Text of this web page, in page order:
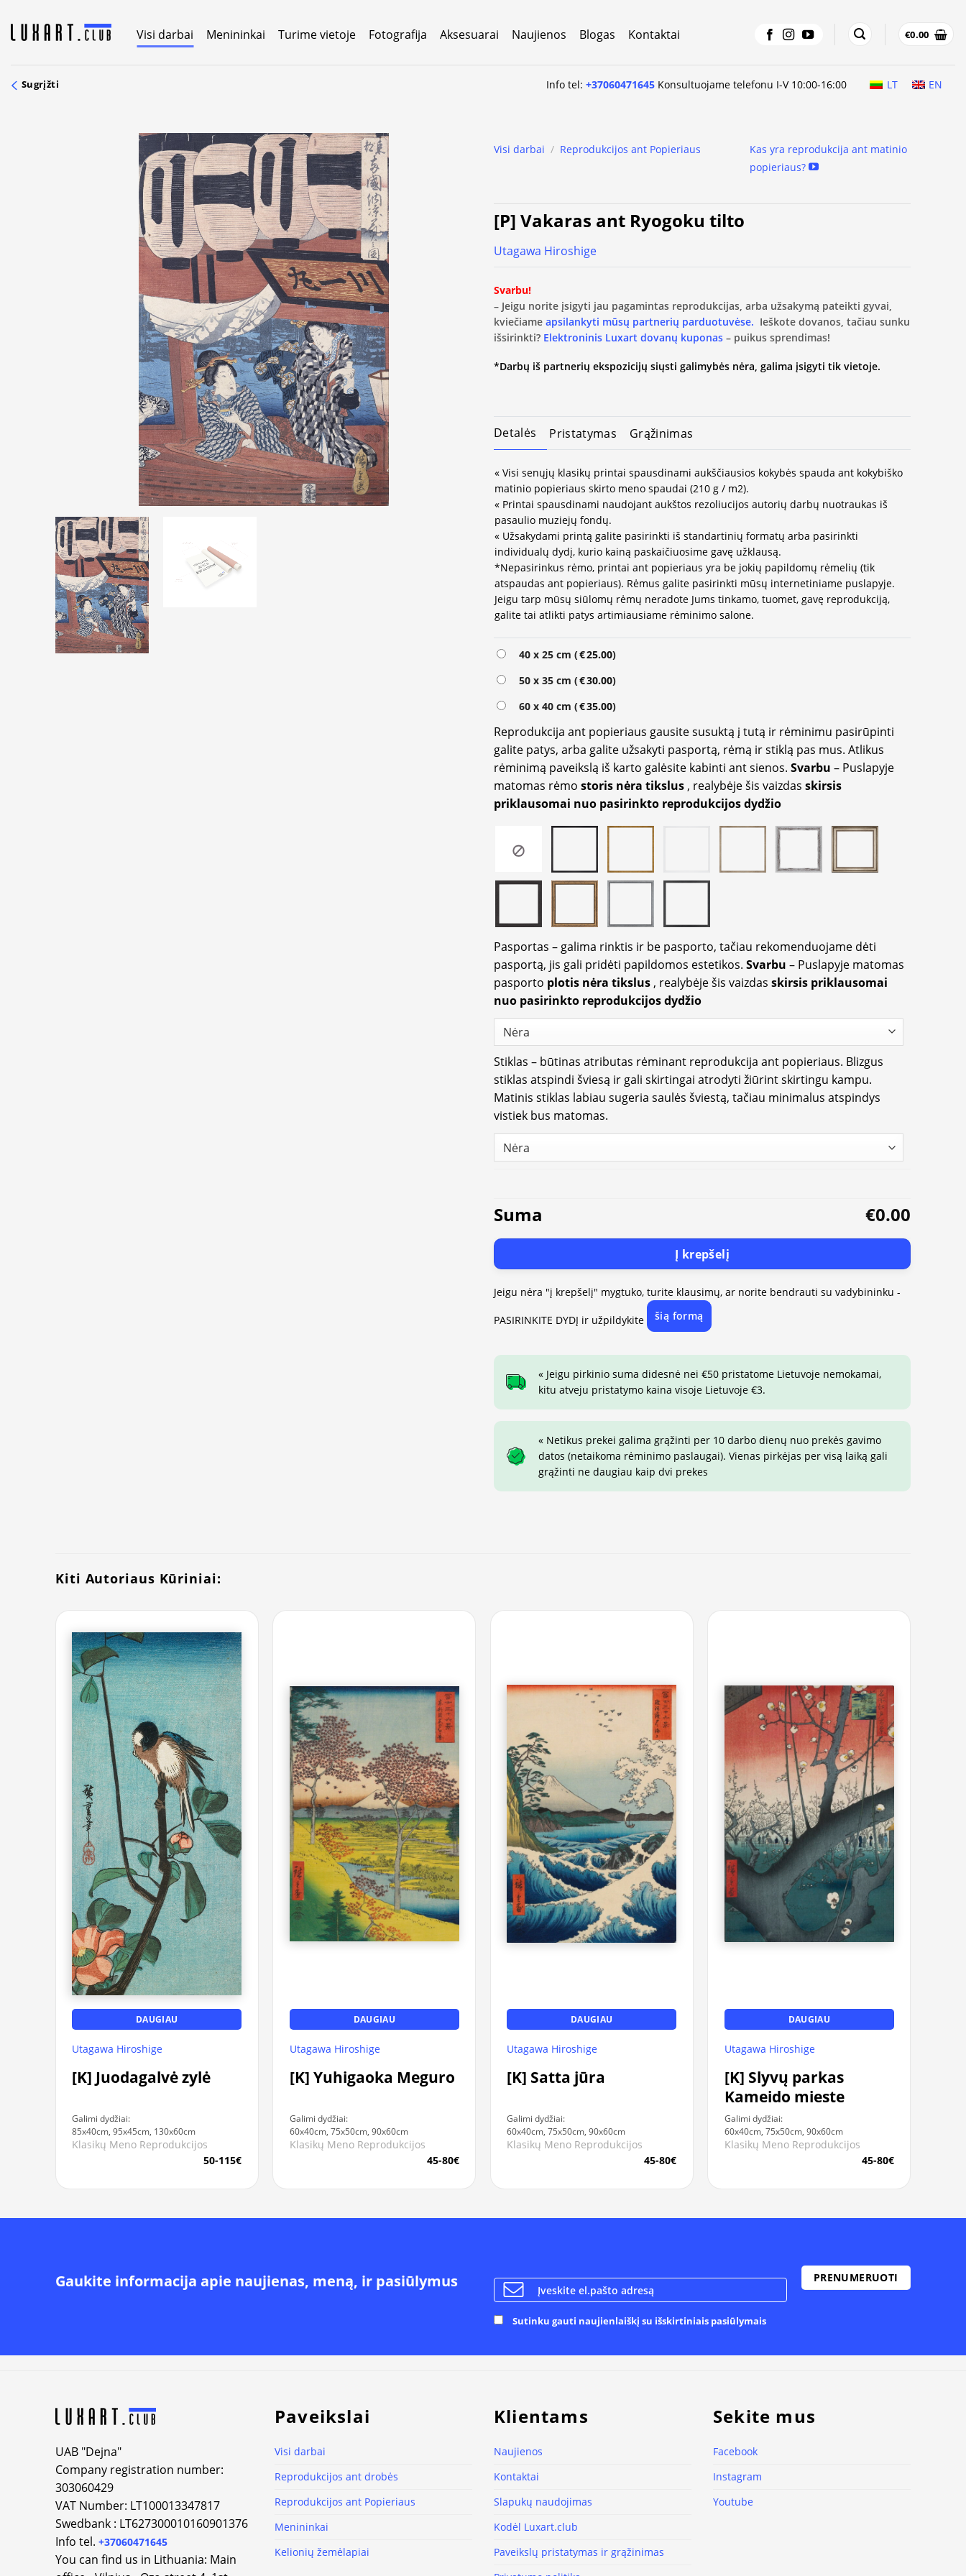
content
Visi darbai Menininkai Turime vietoje Fotografija Aksesuarai Naujienos Blogas Kontaktai €0.00
Sugrįžti Info tel:+37060471645 Konsultuojame telefonu I-V 10:00-16:00 LT EN
Visi darbai / Reprodukcijos ant Popieriaus
Kas yra reprodukcija ant matinio
popieriaus?
[P] Vakaras ant Ryogoku tilto
Utagawa Hiroshige
Svarbu!
– Jeigu norite įsigyti jau pagamintas reprodukcijas, arba užsakymą pateikti gyvai,
kviečiame apsilankyti mūsų partnerių parduotuvėse. Ieškote dovanos, tačiau sunku
išsirinkti? Elektroninis Luxart dovanų kuponas – puikus sprendimas!
*Darbų iš partnerių ekspozicijų siųsti galimybės nėra, galima įsigyti tik vietoje.
Detalės Pristatymas Grąžinimas
« Visi senųjų klasikų printai spausdinami aukščiausios kokybės spauda ant kokybiško
matinio popieriaus skirto meno spaudai (210 g / m2).
« Printai spausdinami naudojant aukštos rezoliucijos autorių darbų nuotraukas iš
pasaulio muziejų fondų.
« Užsakydami printą galite pasirinkti iš standartinių formatų arba pasirinkti
individualų dydį, kurio kainą paskaičiuosime gavę užklausą.
*Nepasirinkus rėmo, printai ant popieriaus yra be jokių papildomų rėmelių (tik
atspaudas ant popieriaus). Rėmus galite pasirinkti mūsų internetiniame puslapyje.
Jeigu tarp mūsų siūlomų rėmų neradote Jums tinkamo, tuomet, gavę reprodukciją,
galite tai atlikti patys artimiausiame rėminimo salone.
40 x 25 cm (€25.00)
50 x 35 cm (€30.00)
60 x 40 cm (€35.00)
Reprodukcija ant popieriaus gausite susuktą į tutą ir rėminimu pasirūpinti
galite patys, arba galite užsakyti pasportą, rėmą ir stiklą pas mus. Atlikus
rėminimą paveikslą iš karto galėsite kabinti ant sienos. Svarbu – Puslapyje
matomas rėmo storis nėra tikslus , realybėje šis vaizdas skirsis
priklausomai nuo pasirinkto reprodukcijos dydžio
Pasportas – galima rinktis ir be pasporto, tačiau rekomenduojame dėti
pasportą, jis gali pridėti papildomos estetikos. Svarbu – Puslapyje matomas
pasporto plotis nėra tikslus , realybėje šis vaizdas skirsis priklausomai
nuo pasirinkto reprodukcijos dydžio
Stiklas – būtinas atributas rėminant reprodukcija ant popieriaus. Blizgus
stiklas atspindi šviesą ir gali skirtingai atrodyti žiūrint skirtingu kampu.
Matinis stiklas labiau sugeria saulės šviestą, tačiau minimalus atspindys
vistiek bus matomas.
Suma €0.00
Į krepšelį
Alternative:
Jeigu nėra "į krepšelį" mygtuko, turite klausimų, ar norite bendrauti su vadybininku -
PASIRINKITE DYDĮ ir užpildykite šią formą
« Jeigu pirkinio suma didesnė nei €50 pristatome Lietuvoje nemokamai,
kitu atveju pristatymo kaina visoje Lietuvoje €3.
« Netikus prekei galima grąžinti per 10 darbo dienų nuo prekės gavimo
datos (netaikoma rėminimo paslaugai). Vienas pirkėjas per visą laiką gali
grąžinti ne daugiau kaip dvi prekes
Kiti Autoriaus Kūriniai:
DAUGIAU
Utagawa Hiroshige
[K] Juodagalvė zylė
Galimi dydžiai:
85x40cm, 95x45cm, 130x60cm
Klasikų Meno Reprodukcijos
50-115€
DAUGIAU
Utagawa Hiroshige
[K] Yuhigaoka Meguro
Galimi dydžiai:
60x40cm, 75x50cm, 90x60cm
Klasikų Meno Reprodukcijos
45-80€
DAUGIAU
Utagawa Hiroshige
[K] Satta jūra
Galimi dydžiai:
60x40cm, 75x50cm, 90x60cm
Klasikų Meno Reprodukcijos
45-80€
DAUGIAU
Utagawa Hiroshige
[K] Slyvų parkas
Kameido mieste
Galimi dydžiai:
60x40cm, 75x50cm, 90x60cm
Klasikų Meno Reprodukcijos
45-80€
Gaukite informacija apie naujienas, meną, ir pasiūlymus
Sutinku gauti naujienlaiškį su išskirtiniais pasiūlymais
UAB "Dejna"
Company registration number:
303060429
VAT Number: LT100013347817
Swedbank : LT627300010160901376
Info tel. +37060471645
You can find us in Lithuania: Main
Paveikslai
Visi darbai
Reprodukcijos ant drobės
Reprodukcijos ant Popieriaus
Menininkai
Kelionių žemėlapiai
Klientams
Naujienos
Kontaktai
Slapukų naudojimas
Kodėl Luxart.club
Paveikslų pristatymas ir grąžinimas
Sekite mus
Facebook
Instagram
Youtube